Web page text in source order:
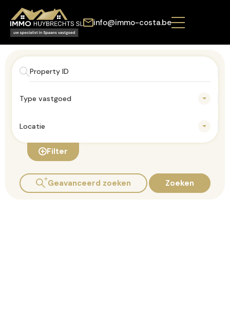
info@immo-costa.be
Type vastgoed
Locatie
Filter
Geavanceerd zoeken Zoeken